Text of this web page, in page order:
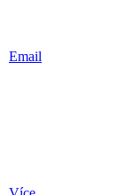
Email